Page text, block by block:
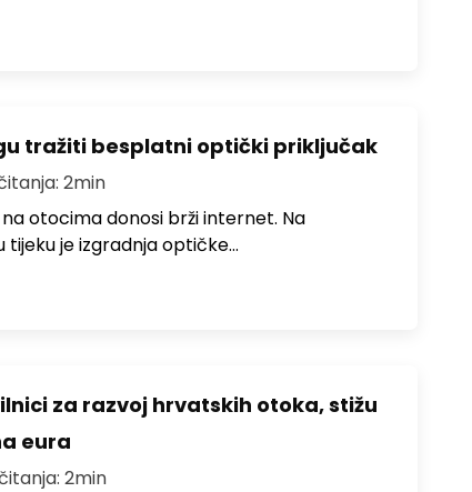
tražiti besplatni optički priključak
2min
otocima donosi brži internet. Na
tijeku je izgradnja optičke…
za razvoj hrvatskih otoka, stižu
eura
2min